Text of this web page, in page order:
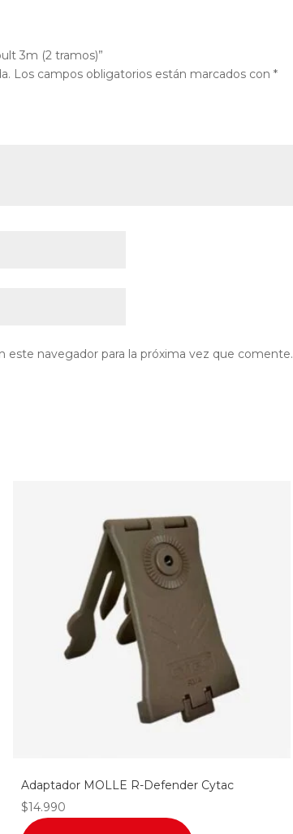
3m (2 tramos)”
Los campos obligatorios están marcados con*
navegador para la próxima vez que comente.
Adaptador MOLLE R-Defender Cytac
$14.990